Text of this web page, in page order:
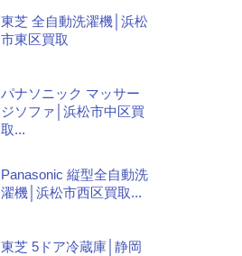
東芝 全自動洗濯機│浜松
市東区買取
パナソニック マッサー
ジソファ│浜松市中区買
取...
Panasonic 縦型全自動洗
濯機│浜松市西区買取...
東芝 5ドア冷蔵庫│静岡